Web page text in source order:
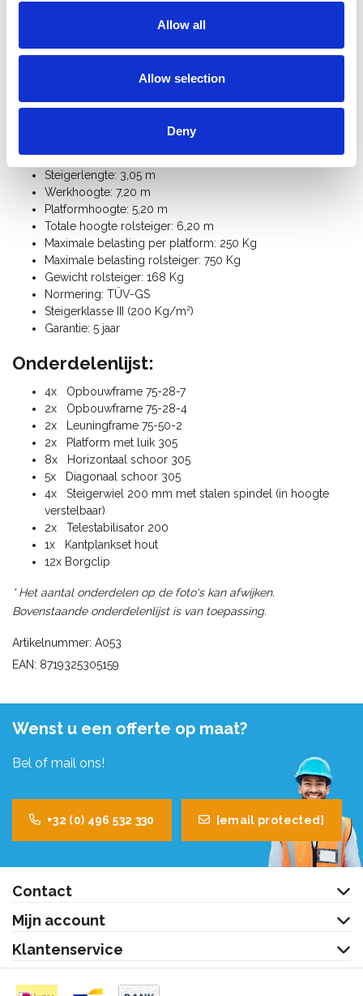
Allow all
Allow selection
Deny
Bij vrijstaand gebruik heeft u 4stabilisatoren
Steigerbreedte: 0,75 m
Steigerlengte: 3,05 m
Werkhoogte: 7,20 m
Platformhoogte: 5,20 m
Totale hoogte rolsteiger: 6,20 m
Maximale belasting per platform: 250 Kg
Maximale belasting rolsteiger: 750 Kg
Gewicht rolsteiger: 168 Kg
Normering: TÜV-GS
Steigerklasse III (200 Kg/m²)
Garantie: 5 jaar
Onderdelenlijst:
4x Opbouwframe 75-28-7
2x Opbouwframe 75-28-4
2x Leuningframe 75-50-2
2x Platform met luik 305
8x Horizontaal schoor 305
5x Diagonaal schoor 305
4x Steigerwiel 200 mm met stalen spindel (in hoogte
verstelbaar)
2x Telestabilisator 200
1x Kantplankset hout
12x Borgclip
* Het aantal onderdelen op de foto's kan afwijken.
Bovenstaande onderdelenlijst is van toepassing.
Artikelnummer: A053
EAN: 8719325305159
Wenst u een offerte op maat?
Bel of mail ons!
+32 (0) 496 532 330 [email protected]
Contact
Mijn account
Klantenservice